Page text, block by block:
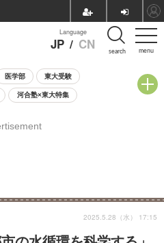
menu
Language
JP / CN search
医学部 東大受験
河合塾×東大特集
説明会・相談会
2025.5.28（水） 17:15